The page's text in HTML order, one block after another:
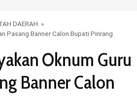
DAERAH »
Pasang Banner Calon Bupati Pinrang
Oknum Guru
Banner Calon